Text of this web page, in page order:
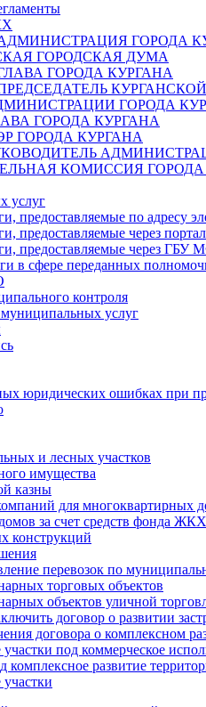
ГОРОДА
ГОРОДСКАЯ ДУМА
ГОРОДА КУРГАНА
ГОРОДА
ГОРОДА КУРГАНА
ГОРОДА КУРГАНА
КОМИССИЯ ГОРОДА
услуг
предоставляемые по адресу
предоставляемые через
предоставляемые через ГБУ
в сфере переданных
контроля
услуг
юридических ошибках при
и лесных участков
имущества
казны
для многоквартирных
за счет средств фонда ЖКХ
конструкций
перевозок по
торговых объектов
объектов уличной
договор о развитии
договора о комплексном
под коммерческое
комплексное развитие